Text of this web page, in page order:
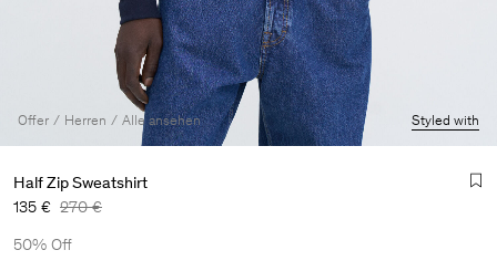
Offer Herren Alle ansehen Styled with
Half Zip Sweatshirt
135 € 270 €
50% Off